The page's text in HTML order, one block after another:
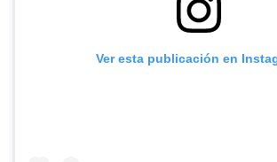
Ver esta publicación en